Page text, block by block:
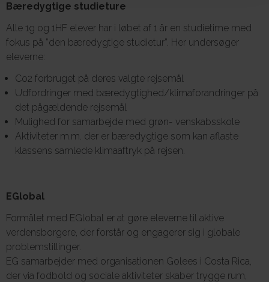
Bæredygtige studieture
Alle 1g og 1HF elever har i løbet af 1 år en studietime med
fokus på ”den bæredygtige studietur”. Her undersøger
eleverne:
Co2 forbruget på deres valgte rejsemål
Udfordringer med bæredygtighed/klimaforandringer på
det pågældende rejsemål
Mulighed for samarbejde med grøn- venskabsskole
Aktiviteter m.m. der er bæredygtige som kan aflaste
klassens samlede klimaaftryk på rejsen.
EGlobal
Formålet med EGlobal er at gøre eleverne til aktive
verdensborgere, der forstår og engagerer sig i globale
problemstillinger.
EG samarbejder med organisationen Golees i Costa Rica,
der via fodbold og sociale aktiviteter skaber trygge rum,